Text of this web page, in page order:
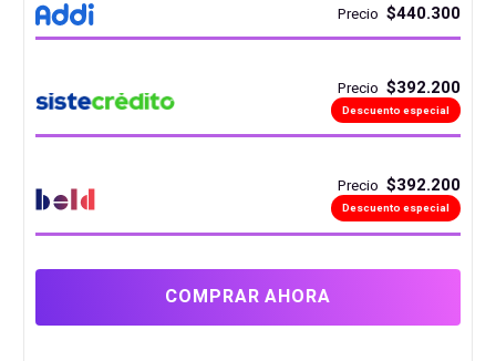
Precio $440.300
Precio $392.200
Descuento especial
Precio $392.200
Descuento especial
COMPRAR AHORA